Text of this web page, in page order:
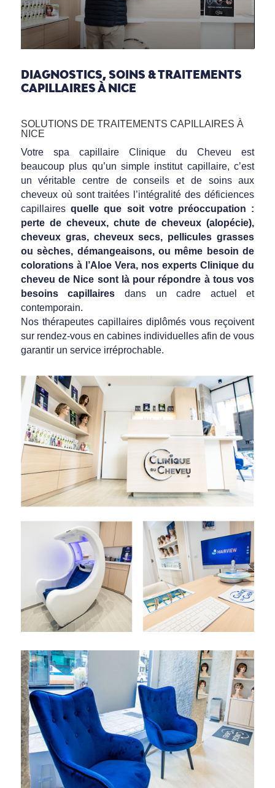
DIAGNOSTICS, SOINS & TRAITEMENTS
CAPILLAIRES À NICE
SOLUTIONS DE TRAITEMENTS CAPILLAIRES À
NICE
Votre spa capillaire Clinique du Cheveu est
beaucoup plus qu’un simple institut capillaire, c’est
un véritable centre de conseils et de soins aux
cheveux où sont traitées l’intégralité des déficiences
capillaires quelle que soit votre préoccupation :
perte de cheveux, chute de cheveux (alopécie),
cheveux gras, cheveux secs, pellicules grasses
ou sèches, démangeaisons, ou même besoin de
colorations à l’Aloe Vera, nos experts Clinique du
cheveu de Nice sont là pour répondre à tous vos
besoins capillaires dans un cadre actuel et
contemporain.
Nos thérapeutes capillaires diplômés vous reçoivent
sur rendez-vous en cabines individuelles afin de vous
garantir un service irréprochable.